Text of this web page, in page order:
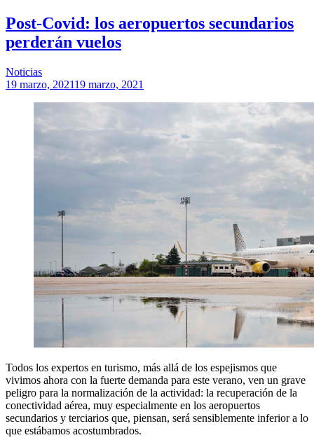
Post-Covid: los aeropuertos secundarios
perderán vuelos
Noticias
19 marzo, 202119 marzo, 2021
Todos los expertos en turismo, más allá de los espejismos que
vivimos ahora con la fuerte demanda para este verano, ven un grave
peligro para la normalización de la actividad: la recuperación de la
conectividad aérea, muy especialmente en los aeropuertos
secundarios y terciarios que, piensan, será sensiblemente inferior a lo
que estábamos acostumbrados.